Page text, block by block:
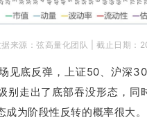
据来源：弦高量化团队 |截止日期：
见底反弹，上证50、沪深
别走出了底部吞没形态，同
成为阶段性反转的概率很大。